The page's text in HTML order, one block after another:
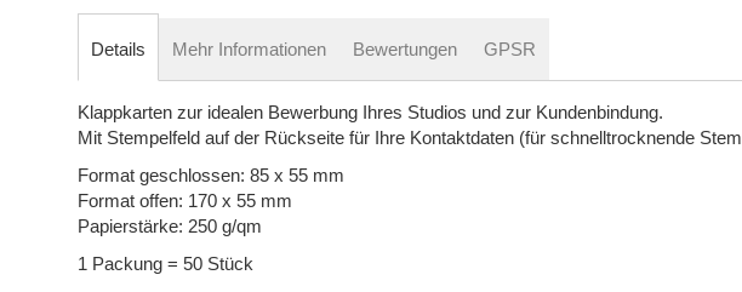
Bildergalerie
Details
Klappkarten zur idealen Bewerbung Ihres Studios und zur Kundenbindung.
Mit Stempelfeld auf der Rückseite für Ihre Kontaktdaten (für schnelltrocknende
Format geschlossen: 85 x 55 mm
Format offen: 170 x 55 mm
Papierstärke: 250 g/qm
1 Packung = 50 Stück
Mehr Informationen Bewertungen GPSR